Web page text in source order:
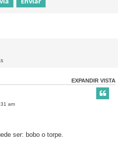
EXPANDIR VISTA
am
ser: bobo o torpe.